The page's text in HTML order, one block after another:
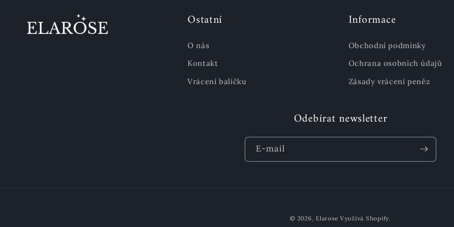
Ostatní
O nás
Kontakt
Vrácení balíčku
Informace
Obchodní podmínky
Ochrana osobních údajů
Zásady vrácení peněz
Odebírat newsletter
E-mail
© 2026,Elarose Využívá Shopify.